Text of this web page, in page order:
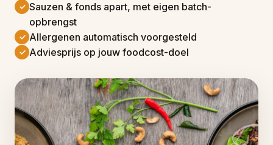
✓ Sauzen & fonds apart, met eigen batch-
opbrengst
✓ Allergenen automatisch voorgesteld
✓ Adviesprijs op jouw foodcost-doel